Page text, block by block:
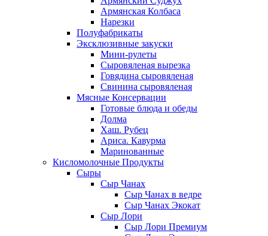
Армянская Колбаса
Нарезки
Полуфабрикаты
Эксклюзивные закуски
Мини-рулеты
Сыровяленая вырезка
Говядина сыровяленая
Свинина сыровяленая
Мясные Консервации
Готовые блюда и обеды
Долма
Хаш. Рубец
Ариса. Кавурма
Маринованные
Кисломолочные Продукты
Сыры
Сыр Чанах
Сыр Чанах в ведре
Сыр Чанах Экокат
Сыр Лори
Сыр Лори Премиум